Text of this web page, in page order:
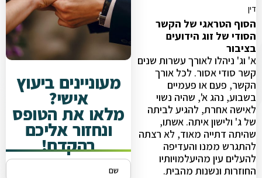
דין
הסוף הטראגי של הקשר
הסודי של זוג הידועים
בציבור
א' וג' ניהלו לאורך עשרות שנים
קשר סודי אסור. לכל אורך
הקשר, פעם או פעמיים
בשבוע, נהג א', שהיה נשוי
לאישה אחרת, להגיע לביתה
של ג' ולישון איתה. אשתו,
שהיתה דתייה מאוד, לא רצתה
להתגרש ממנו והעדיפה
להעלים עין מהיעלמויותיו
החוזרות ונשנות מהבית.
מעוניינים ביעוץ
אישי?
מלאו את הטופס
ונחזור אליכם
בהקדם!